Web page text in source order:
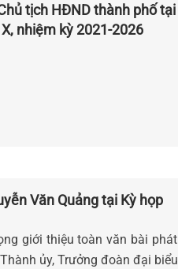
tịch HĐND thành phố tại
nhiệm kỳ 2021-2026
Văn Quảng tại Kỳ họp
giới thiệu toàn văn bài phát
ủy, Trưởng đoàn đại biểu